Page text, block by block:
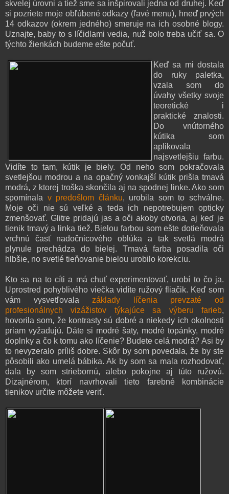
skvelej úrovni a tiež sme sa inšpirovali jedna od druhej. Keď
si pozriete moje obľúbené odkazy (ľavé menu), hneď prvých
14 odkazov (okrem jedného) smeruje na ich osobné blogy.
Uznajte, baby to s líčidlami vedia, nuž bolo treba učiť sa. O
týchto žienkách budeme ešte počuť.
Keď sa mi dostala
do ruky paletka,
vzala som do
úvahy všetky svoje
teoretické i
praktické znalosti.
Do vnútorného
kútika som
aplikovala
najsvetlejšiu farbu.
Vidíte to tam, kútik je biely. Od neho som pokračovala
svetlejšou modrou a na opačný vonkajší kútik prišla tmavá
modrá, z ktorej troška skončila aj na spodnej linke. Ako som
spomínala v predošlom článku, urobila som to schválne.
Moje oči nie sú veľké a teda ich nepotrebujem opticky
zmenšovať. Glitre pridajú jas a oči akoby otvoria, aj keď je
tienik tmavý a linka tiež. Bielou farbou som ešte dotieňovala
vrchnú časť nadočnicového oblúka a tak svetlá modrá
plynule prechádza do bielej. Tmavá farba posadila oči
hlbšie, no svetlé tieňovanie bielou urobilo korekciu.
Kto sa na to cíti a má chuť experimentovať, urobí to čo ja.
Uprostred pohyblivého viečka vidíte ružový fliačik. Keď som
vám vysvetľovala základy líčenia prevzaté od
profesionálnych vizážistov týkajúce sa výberu farieb,
hovorila som, že kontrasty sú dobré a niekedy ich okolnosti
priam vyžadujú. Dáte si modré šaty, modré topánky, modré
doplnky a čo k tomu ako líčenie? Budete celá modrá? Asi by
to nevyzeralo príliš dobre. Skôr by som povedala, že by ste
pôsobili ako umelá bábika. Ak by som sa mala rozhodovať,
dala by som striebornú, alebo pokojne aj túto ružovú.
Dizajnérom, ktorí navrhovali tieto farebné kombinácie
tienikov určite môžete veriť.